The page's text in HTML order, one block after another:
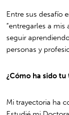
Entre sus desafío
“entregarles a
seguir
personas y
¿Cómo ha sido
Mi trayectoria ha